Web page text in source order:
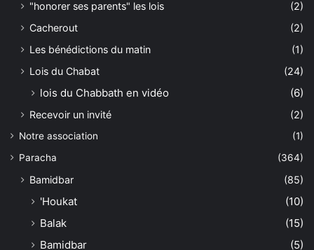
"honorer ses parents" les lois
(2)
Cacherout
(2)
Les bénédictions du matin
(1)
Lois du Chabat
(24)
lois du Chabbath en vidéo (6)
Recevoir un invité (2)
Notre association
(1)
Paracha
(364)
Bamidbar (85)
'Houkat
(10)
Balak
(15)
Bamidbar
(5)